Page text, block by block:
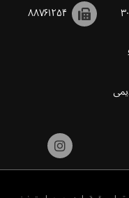
۸۸۷۶۱۲۵۴